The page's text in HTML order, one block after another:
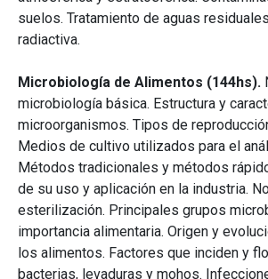
suelos. Tratamiento de aguas
radiactiva.
Microbiología de Alimentos (144hs).
microbiología básica. Estructura y
microorganismos. Tipos de
Medios de cultivo utilizados para el
Métodos tradicionales y métodos
de su uso y aplicación en la industria.
esterilización. Principales grupos
importancia alimentaria. Origen y
los alimentos. Factores que inciden y
bacterias, levaduras y mohos.